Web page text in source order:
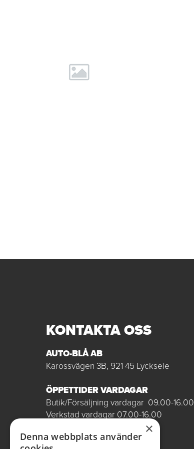
KONTAKTA OSS
AUTO-BLÅ AB
Karossvägen 3B, 921 45 Lycksele
ÖPPETTIDER VARDAGAR
Butik/Försäljning vardagar 09.00-16.00
Verkstad vardagar 07.00-16.00
×
Denna webbplats använder